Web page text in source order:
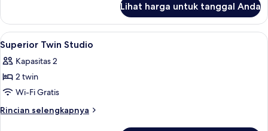
Bathtub
Three
Bedroom
Suite
with
Bathtub
Lihat harga untuk tanggal Anda
Lihat
semua
foto
untuk
Superior
Twin
Meja kerja, tirai kedap cahaya,
5
Superior Twin Studio
Kapasitas 2
2 twin
Wi-Fi Gratis
Rincian selengkapnya
Rincian